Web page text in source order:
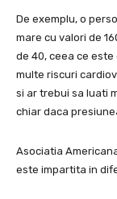
De exemplu, o
mare cu valori de
de 40, ceea ce
multe riscuri
si ar trebui sa luati
chiar daca
Asociatia
este impartita in